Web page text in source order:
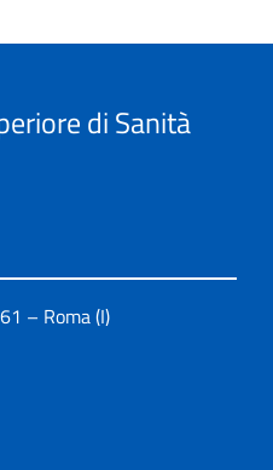
di Sanità
– Roma (I)